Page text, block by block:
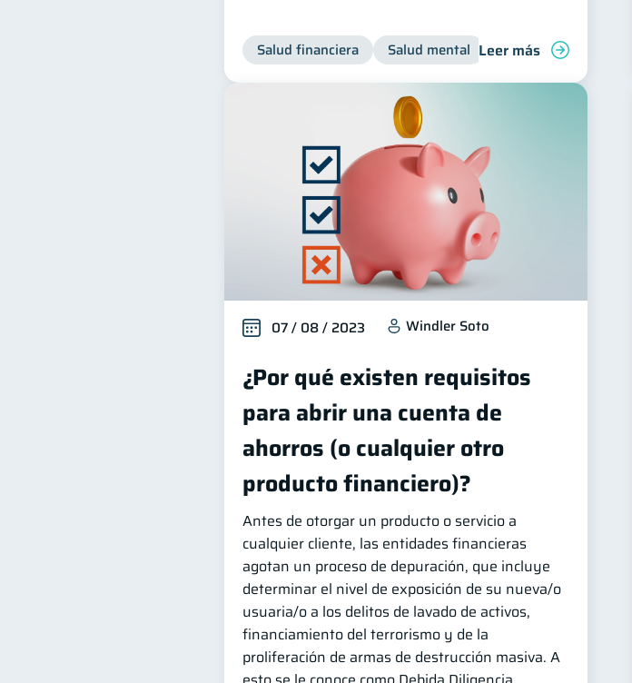
Salud financiera Salud mental Inclusión financiera
Leer más
07 / 08 / 2023 Windler Soto
¿Por qué existen requisitos
para abrir una cuenta de
ahorros (o cualquier otro
producto financiero)?
Antes de otorgar un producto o servicio a
cualquier cliente, las entidades financieras
agotan un proceso de depuración, que incluye
determinar el nivel de exposición de su nueva/o
usuaria/o a los delitos de lavado de activos,
financiamiento del terrorismo y de la
proliferación de armas de destrucción masiva. A